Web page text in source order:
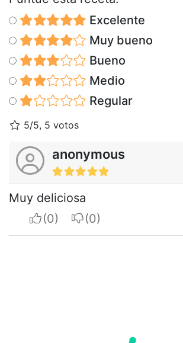
Excelente
Muy bueno
Bueno
Medio
Regular
5/5, 5 votos
anonymous
Muy deliciosa
I apreciateI do not appreciate